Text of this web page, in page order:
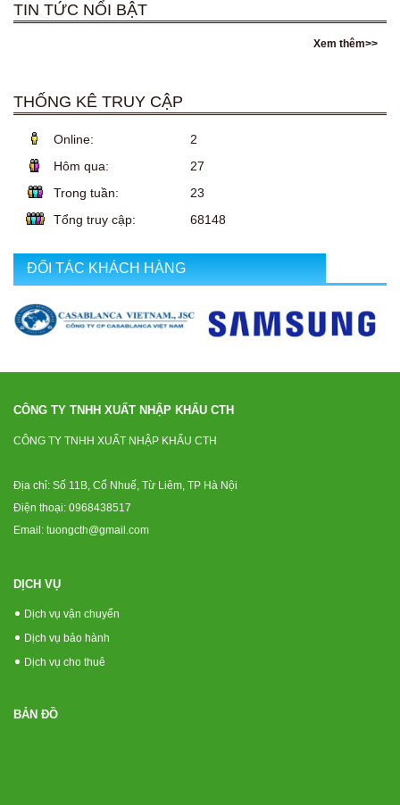
TIN TỨC NỔI BẬT
Xem thêm>>
THỐNG KÊ TRUY CẬP
Online:
2
Hôm qua:
27
Trong tuần:
23
Tổng truy cập:
68148
ĐỐI TÁC KHÁCH HÀNG
CÔNG TY TNHH XUẤT NHẬP KHẨU CTH
CÔNG TY TNHH XUẤT NHẬP KHẨU CTH
Địa chỉ: Số 11B, Cổ Nhuế, Từ Liêm, TP Hà Nội
Điện thoại: 0968438517
Email: tuongcth@gmail.com
DỊCH VỤ
Dịch vụ vận chuyển
Dịch vụ bảo hành
Dịch vụ cho thuê
BẢN ĐỒ